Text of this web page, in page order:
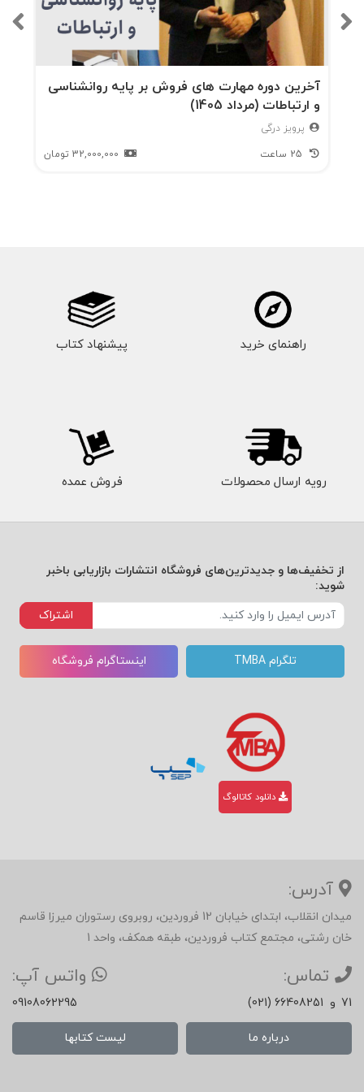
جلب کرد. ارتباطات یکپارچه بازاریابی باعث می‌شود
تمام ابعاد آمیخته بازاریابی، هماهنگ با هم عمل
کنند و برند را به بهترین شکل در ذهن مخاطب جا
بیندازند.
آخرین دوره مهارت های فروش بر پایه روانشناسی
و ارتباطات (مرداد 1405)
پرویز درگی
32,000,000 تومان
راهنمای خرید پیشنهاد کتاب
رویه ارسال محصولات فروش عمده
از تخفیف‌ها و جدیدترین‌های فروشگاه انتشارات بازاریابی باخبر
شوید:
اشتراک
تلگرام TMBA اینستاگرام فروشگاه
دانلود کاتالوگ
آدرس:
میدان انقلاب، ابتدای خیابان 12 فروردین، روبروی رستوران میرزا قاسم
خان رشتی، مجتمع کتاب فروردین، طبقه همکف، واحد 1
تماس:
(021) 66408251 و 71
واتس آپ:
09108062295
درباره ما لیست کتابها